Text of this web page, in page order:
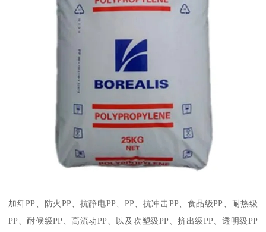
加纤PP 、防火 PP 、抗静电PP PP 、抗冲击PP 、食品级PP 、耐热级
PP 、耐候级PP 、高流动PP 、以及吹塑级PP 、挤出级PP 、透明级PP